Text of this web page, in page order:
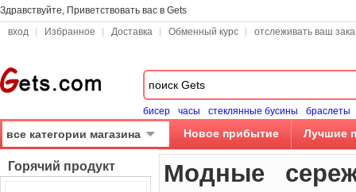
Здравствуйте, Приветствовать вас в Gets
вход
Избранное Доставка Обменный курс отслеживать ваш
бисер часы стеклянные бусины браслеты
все категории магазина Новое прибытие Лучшие
Модные
Горячий продукт